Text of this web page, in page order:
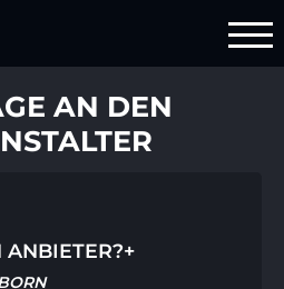
AN DEN
ANBIETER?+